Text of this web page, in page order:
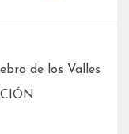
de los Valles